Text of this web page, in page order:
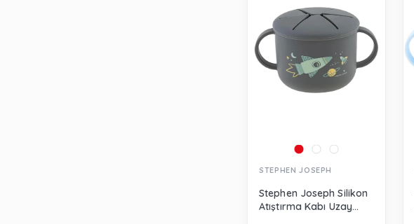
STEPHEN JOSEPH
Stephen Joseph Silikon
Atıştırma Kabı Uzay